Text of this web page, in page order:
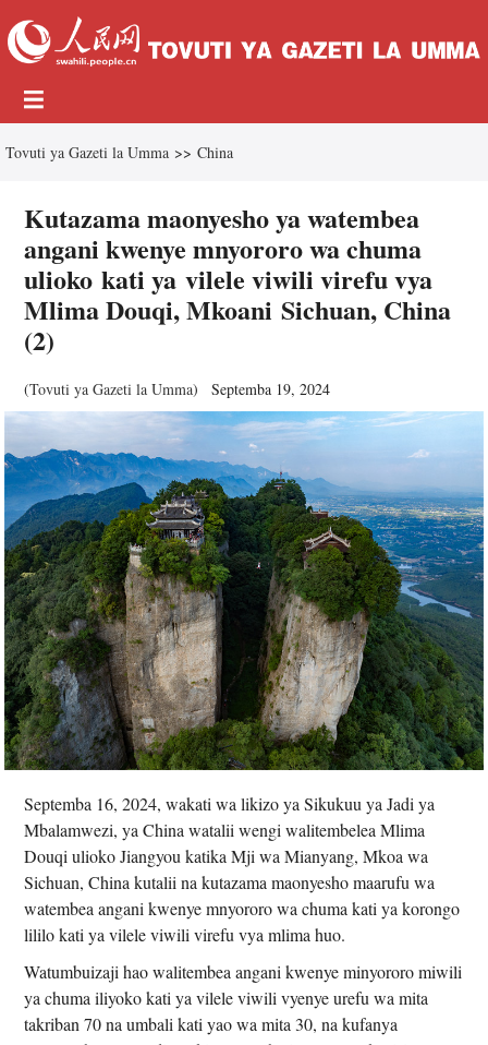
Tovuti ya Gazeti la Umma >> China
Kutazama maonyesho ya watembea
angani kwenye mnyororo wa chuma
ulioko kati ya vilele viwili virefu vya
Mlima Douqi, Mkoani Sichuan, China
(2)
(Tovuti ya Gazeti la Umma) Septemba 19, 2024
Septemba 16, 2024, wakati wa likizo ya Sikukuu ya Jadi ya
Mbalamwezi, ya China watalii wengi walitembelea Mlima
Douqi ulioko Jiangyou katika Mji wa Mianyang, Mkoa wa
Sichuan, China kutalii na kutazama maonyesho maarufu wa
watembea angani kwenye mnyororo wa chuma kati ya korongo
lililo kati ya vilele viwili virefu vya mlima huo.
Watumbuizaji hao walitembea angani kwenye minyororo miwili
ya chuma iliyoko kati ya vilele viwili vyenye urefu wa mita
takriban 70 na umbali kati yao wa mita 30, na kufanya